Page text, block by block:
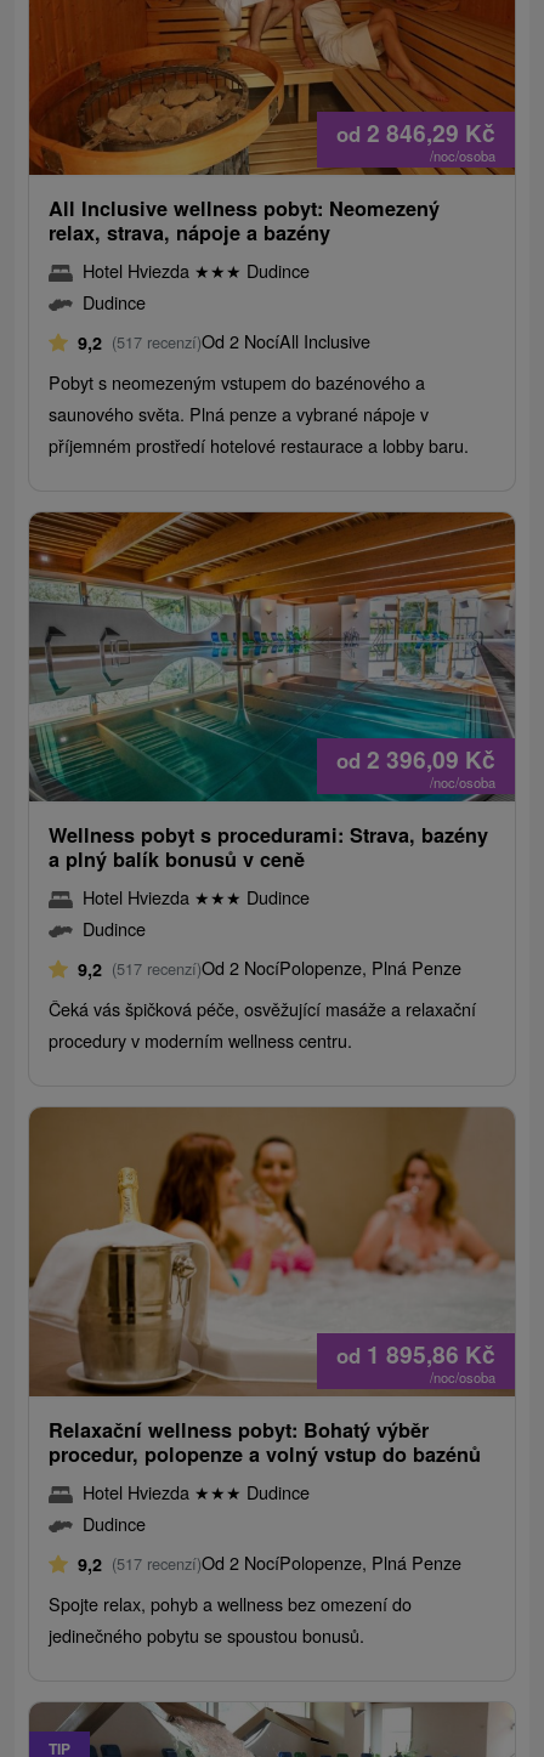
od 2 846,29 Kč
/noc/osoba
All Inclusive wellness pobyt: Neomezený
relax, strava, nápoje a bazény
Hotel Hviezda ★★★ Dudince
Dudince
9,2 (517 recenzí)Od 2 NocíAll Inclusive
Pobyt s neomezeným vstupem do bazénového a
saunového světa. Plná penze a vybrané nápoje v
příjemném prostředí hotelové restaurace a lobby baru.
od 2 396,09 Kč
/noc/osoba
Wellness pobyt s procedurami: Strava, bazény
a plný balík bonusů v ceně
Hotel Hviezda ★★★ Dudince
Dudince
9,2 (517 recenzí)Od 2 NocíPolopenze, Plná Penze
Čeká vás špičková péče, osvěžující masáže a relaxační
procedury v moderním wellness centru.
od 1 895,86 Kč
/noc/osoba
Relaxační wellness pobyt: Bohatý výběr
procedur, polopenze a volný vstup do bazénů
Hotel Hviezda ★★★ Dudince
Dudince
9,2 (517 recenzí)Od 2 NocíPolopenze, Plná Penze
Spojte relax, pohyb a wellness bez omezení do
jedinečného pobytu se spoustou bonusů.
TIP